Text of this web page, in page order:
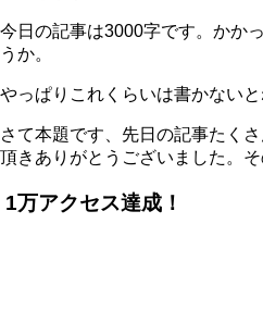
今日の記事は3000字です。かか
うか。
やっぱりこれくらいは書かないと
さて本題です、先日の記事たく
頂きありがとうございました。そ
1万アクセス達成！